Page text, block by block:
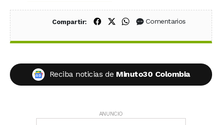
Compartir: Compartir en Facebook
Compartir en X (Twitter)
Compartir en WhatsApp
Comentarios
Reciba noticias de Minuto30 Colombia
ANUNCIO